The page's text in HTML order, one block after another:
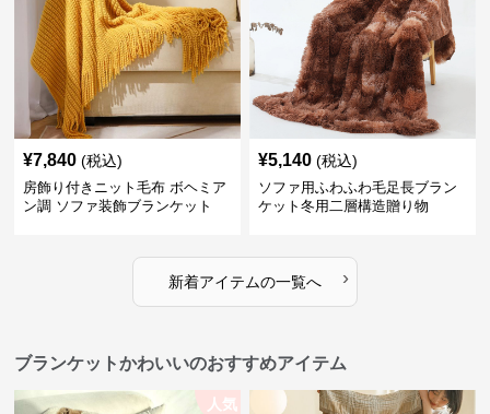
¥7,840 (税込)
房飾り付きニット毛布 ボヘミア
ン調 ソファ装飾ブランケット
¥5,140 (税込)
ソファ用ふわふわ毛足長ブラン
ケット冬用二層構造贈り物
新着アイテムの一覧へ ›
ブランケットかわいいのおすすめアイテム
人気